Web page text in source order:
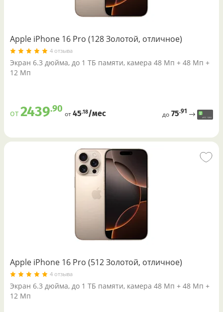
Apple iPhone 16 Pro (128 Золотой, отличное)
4 отзыва
Экран 6.3 дюйма, до 1 ТБ памяти, камера 48 Мп + 48 Мп +
12 Мп
от2439.90 от45.18/меc до 75.91
Apple iPhone 16 Pro (512 Золотой, отличное)
4 отзыва
Экран 6.3 дюйма, до 1 ТБ памяти, камера 48 Мп + 48 Мп +
12 Мп